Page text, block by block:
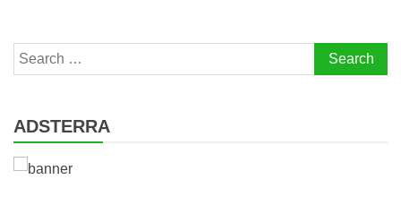
Search
for:
ADSTERRA